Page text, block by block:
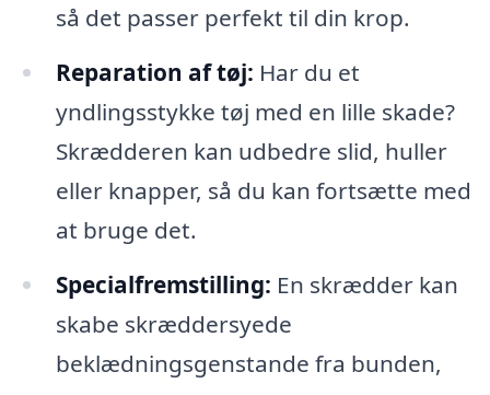
så det passer perfekt til din krop.
Reparation af tøj: Har du et
yndlingsstykke tøj med en lille skade?
Skrædderen kan udbedre slid, huller
eller knapper, så du kan fortsætte med
at bruge det.
Specialfremstilling: En skrædder kan
skabe skræddersyede
beklædningsgenstande fra bunden,